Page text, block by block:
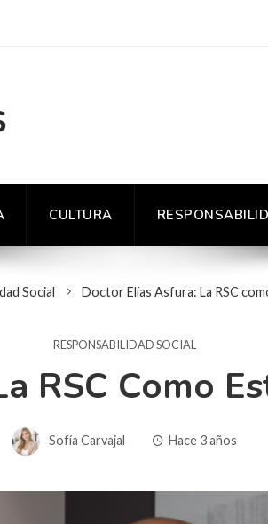
CULTURA
Social Doctor Elías Asfura: La RSC
RESPONSABILIDAD SOCIAL
RSC Como
Sofía Carvajal Hace 3 años